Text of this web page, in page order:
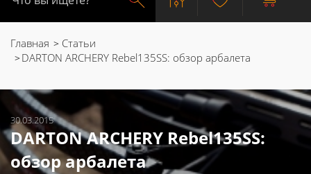
Главная
Статьи
DARTON ARCHERY Rebel135SS: обзор арбалета
30.03.2015
DARTON ARCHERY Rebel135SS:
обзор арбалета